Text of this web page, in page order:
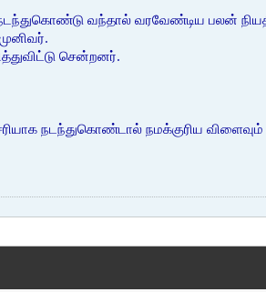
வந்தால் வரவேண்டிய பலன்
சென்றனர்.
நடந்துகொண்டால் நமக்குரிய விளைவும்